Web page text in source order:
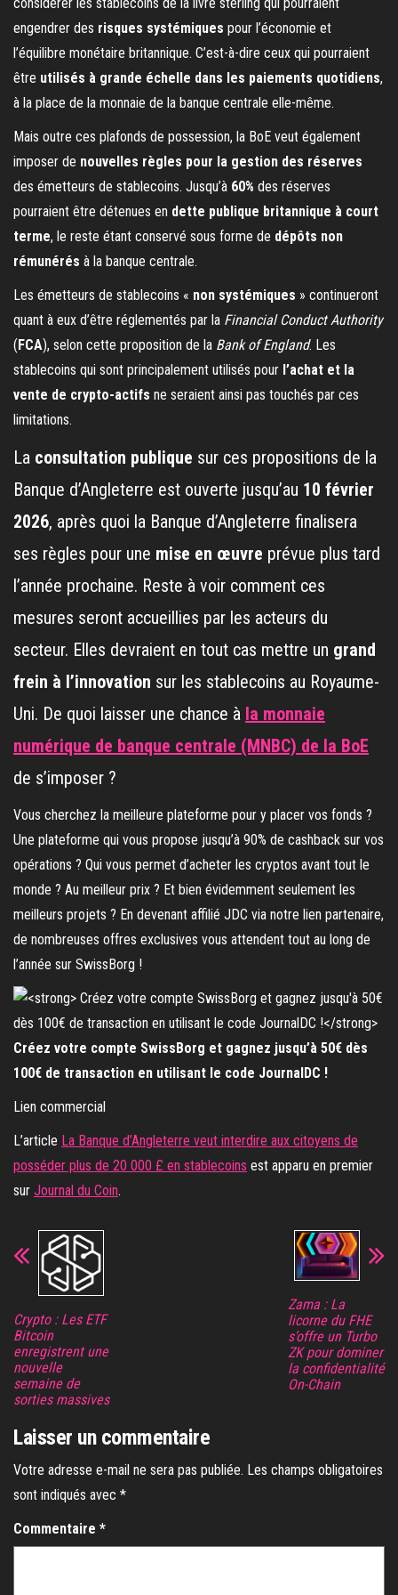
engendrer des risques systémiques pour l’économie et
l’équilibre monétaire britannique. C’est-à-dire ceux qui pourraient
être utilisés à grande échelle dans les paiements quotidiens,
à la place de la monnaie de la banque centrale elle-même.
Mais outre ces plafonds de possession, la BoE veut également
imposer de nouvelles règles pour la gestion des réserves
des émetteurs de stablecoins. Jusqu’à 60% des réserves
pourraient être détenues en dette publique britannique à court
terme, le reste étant conservé sous forme de dépôts non
rémunérés à la banque centrale.
Les émetteurs de stablecoins « non systémiques » continueront
quant à eux d’être réglementés par la Financial Conduct Authority
(FCA), selon cette proposition de la Bank of England. Les
stablecoins qui sont principalement utilisés pour l’achat et la
vente de crypto-actifs ne seraient ainsi pas touchés par ces
limitations.
La consultation publique sur ces propositions de la
Banque d’Angleterre est ouverte jusqu’au 10 février
2026, après quoi la Banque d’Angleterre finalisera
ses règles pour une mise en œuvre prévue plus tard
l’année prochaine. Reste à voir comment ces
mesures seront accueillies par les acteurs du
secteur. Elles devraient en tout cas mettre un grand
frein à l’innovation sur les stablecoins au Royaume-
Uni. De quoi laisser une chance à la monnaie
numérique de banque centrale (MNBC) de la BoE
de s’imposer ?
Vous cherchez la meilleure plateforme pour y placer vos fonds ?
Une plateforme qui vous propose jusqu’à 90% de cashback sur vos
opérations ? Qui vous permet d’acheter les cryptos avant tout le
monde ? Au meilleur prix ? Et bien évidemment seulement les
meilleurs projets ? En devenant affilié JDC via notre lien partenaire,
de nombreuses offres exclusives vous attendent tout au long de
l’année sur SwissBorg !
Créez votre compte SwissBorg et gagnez jusqu’à 50€ dès
100€ de transaction en utilisant le code JournalDC !
Lien commercial
L’article La Banque d’Angleterre veut interdire aux citoyens de
posséder plus de 20 000 £ en stablecoins est apparu en premier
sur Journal du Coin.
Crypto : Les ETF
Bitcoin
enregistrent une
nouvelle
semaine de
sorties massives
Zama : La
licorne du FHE
s’offre un Turbo
ZK pour dominer
la confidentialité
On-Chain
Laisser un commentaire
Votre adresse e-mail ne sera pas publiée. Les champs obligatoires
sont indiqués avec *
Commentaire *